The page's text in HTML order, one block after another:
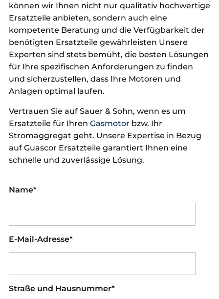
können wir Ihnen nicht nur qualitativ hochwertige
Ersatzteile anbieten, sondern auch eine
kompetente Beratung und die Verfügbarkeit der
benötigten Ersatzteile gewährleisten Unsere
Experten sind stets bemüht, die besten Lösungen
für Ihre spezifischen Anforderungen zu finden
und sicherzustellen, dass Ihre Motoren und
Anlagen optimal laufen.
Vertrauen Sie auf Sauer & Sohn, wenn es um
Ersatzteile für Ihren Gasmotor bzw. Ihr
Stromaggregat geht. Unsere Expertise in Bezug
auf Guascor Ersatzteile garantiert Ihnen eine
schnelle und zuverlässige Lösung.
Name*
E-Mail-Adresse*
Straße und Hausnummer*